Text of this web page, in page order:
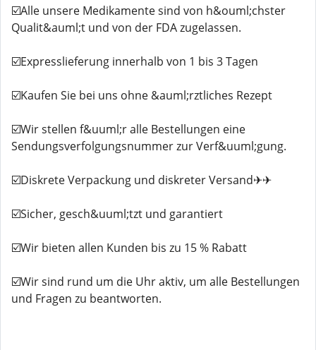
☑️Alle unsere Medikamente sind von h&ouml;chster
Qualit&auml;t und von der FDA zugelassen.
☑️Expresslieferung innerhalb von 1 bis 3 Tagen
☑️Kaufen Sie bei uns ohne &auml;rztliches Rezept
☑️Wir stellen f&uuml;r alle Bestellungen eine
Sendungsverfolgungsnummer zur Verf&uuml;gung.
☑️Diskrete Verpackung und diskreter Versand✈✈
☑️Sicher, gesch&uuml;tzt und garantiert
☑️Wir bieten allen Kunden bis zu 15 % Rabatt
☑️Wir sind rund um die Uhr aktiv, um alle Bestellungen
und Fragen zu beantworten.